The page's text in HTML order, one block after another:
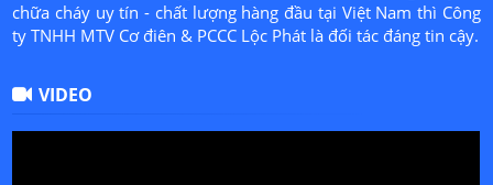
chữa cháy uy tín - chất lượng hàng đầu tại Việt Nam thì Công
ty TNHH MTV Cơ điên & PCCC Lộc Phát là đối tác đáng tin cậy.
VIDEO